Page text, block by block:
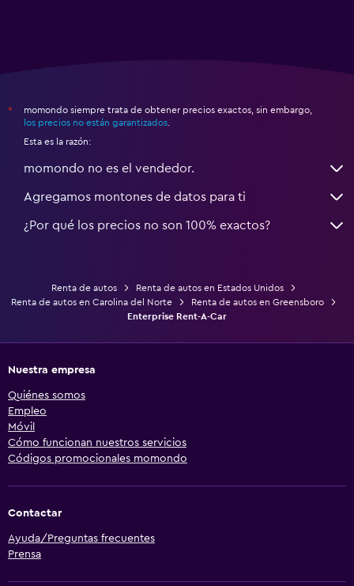
*
momondo siempre trata de obtener precios exactos, sin embargo,
los precios no están garantizados.
Esta es la razón:
momondo no es el vendedor.
Agregamos montones de datos para ti
¿Por qué los precios no son 100% exactos?
Renta de autos
Renta de autos en Estados Unidos
Renta de autos en Carolina del Norte
Renta de autos en Greensboro
Enterprise Rent-A-Car
Nuestra empresa
Quiénes somos
Empleo
Móvil
Cómo funcionan nuestros servicios
Códigos promocionales momondo
Contactar
Ayuda/Preguntas frecuentes
Prensa